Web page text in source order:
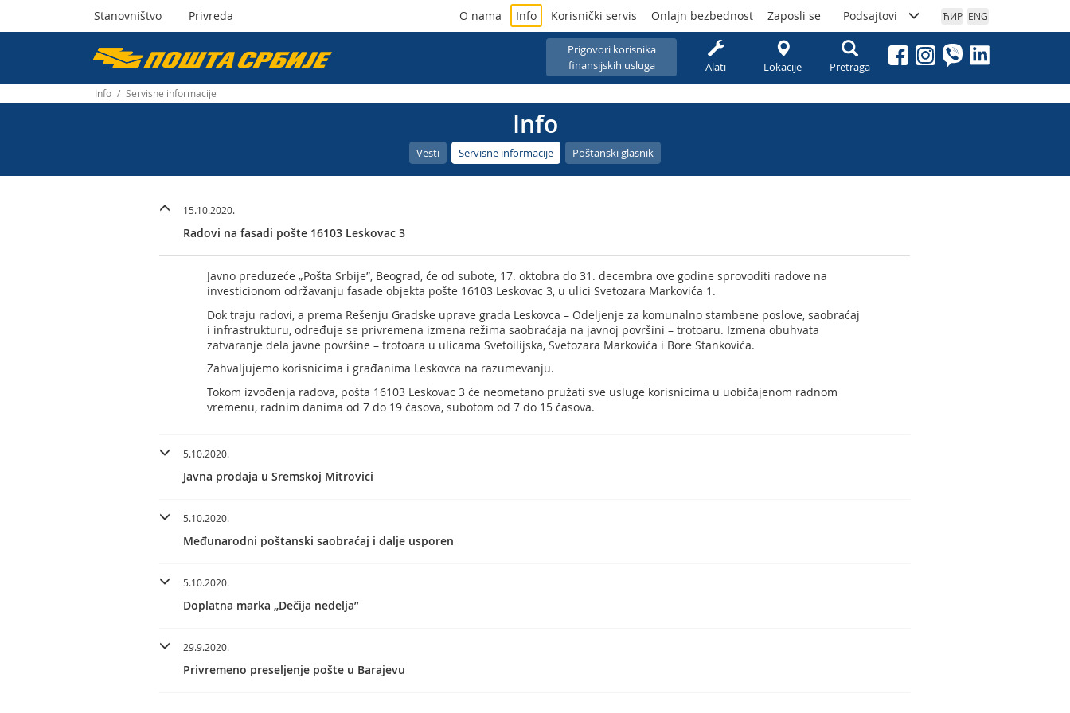
Пошта
Србије
Stanovništvo Privreda
Prigovori korisnika
finansijskih usluga
Alati Lokacije Pretraga
O nama Info Korisnički servis Onlajn bezbednost Zaposli se Podsajtovi ЋИР ENG
Info / Servisne informacije
Info
Vesti Servisne informacije Poštanski glasnik
15.10.2020.
Radovi na fasadi pošte 16103 Leskovac 3
Javno preduzeće „Pošta Srbije”, Beograd, će od subote, 17. oktobra do 31. decembra ove godine sprovoditi radove na
investicionom održavanju fasade objekta pošte 16103 Leskovac 3, u ulici Svetozara Markovića 1.
Dok traju radovi, a prema Rešenju Gradske uprave grada Leskovca – Odeljenje za komunalno stambene poslove, saobraćaj
i infrastrukturu, određuje se privremena izmena režima saobraćaja na javnoj površini – trotoaru. Izmena obuhvata
zatvaranje dela javne površine – trotoara u ulicama Svetoilijska, Svetozara Markovića i Bore Stankovića.
Zahvaljujemo korisnicima i građanima Leskovca na razumevanju.
Tokom izvođenja radova, pošta 16103 Leskovac 3 će neometano pružati sve usluge korisnicima u uobičajenom radnom
vremenu, radnim danima od 7 do 19 časova, subotom od 7 do 15 časova.
5.10.2020.
Javna prodaja u Sremskoj Mitrovici
5.10.2020.
Međunarodni poštanski saobraćaj i dalje usporen
5.10.2020.
Doplatna marka „Dečija nedelja”
29.9.2020.
Privremeno preseljenje pošte u Barajevu